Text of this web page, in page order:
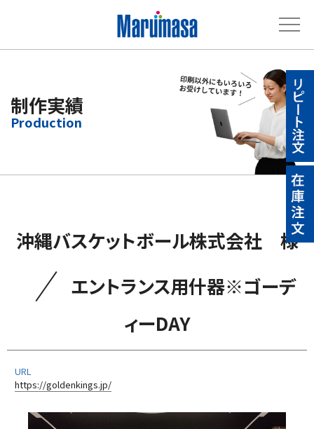
制作実績
沖縄バスケットボール株式会社 様
／ エントランス用什器※ゴーデ
ィーDAY
URL
https://goldenkings.jp/